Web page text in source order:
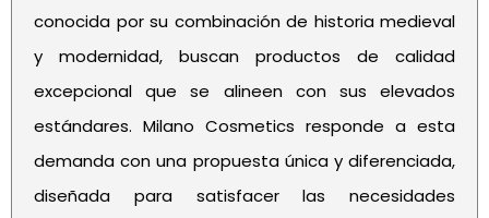
conocida por su combinación de historia medieval
y modernidad, buscan productos de calidad
excepcional que se alineen con sus elevados
estándares. Milano Cosmetics responde a esta
demanda con una propuesta única y diferenciada,
diseñada para satisfacer las necesidades